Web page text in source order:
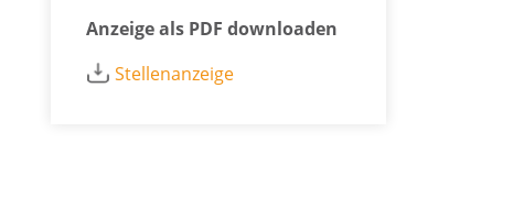
Anzeige als PDF downloaden
Stellenanzeige